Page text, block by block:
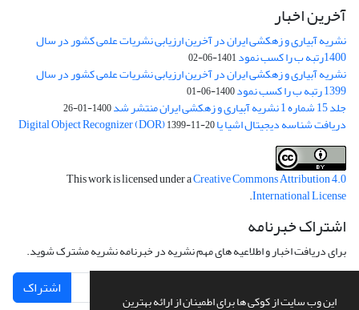
این وب سایت از کوکی ها برای اطمینان از ارائه بهترین
آخرین اخبار
نشریه آبیاری و زهکشی ایران در آخرین ارزیابی نشریات علمی کشور در سال
1400رتبه ب را کسب نمود 1401-06-02
نشریه آبیاری و زهکشی ایران در آخرین ارزیابی نشریات علمی کشور در سال
1399 رتبه ب را کسب نمود 1400-06-01
جلد 15 شماره 1 نشریه آبیاری و زهکشی ایران منتشر شد 1400-01-26
دریافت شناسه دیجیتال اشیا یا Digital Object Recognizer (DOR)1399-11-20
This work is licensed under aCreative Commons Attribution 4.0
International License
.
اشتراک خبرنامه
برای دریافت اخبار و اطلاعیه های مهم نشریه در خبرنامه نشریه مشترک شوید.
اشتراک